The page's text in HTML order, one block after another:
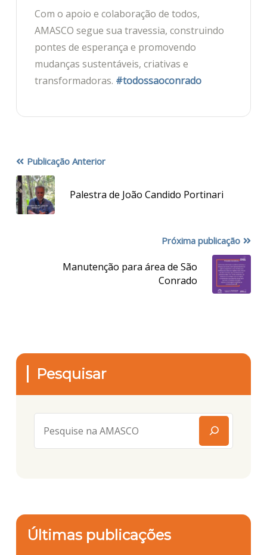
Com o apoio e colaboração de todos,
AMASCO segue sua travessia, construindo
pontes de esperança e promovendo
mudanças sustentáveis, criativas e
transformadoras. #todossaoconrado
Publicação Anterior
Palestra de João Candido Portinari
Próxima publicação
Manutenção para área de São
Conrado
Pesquisar
Últimas publicações